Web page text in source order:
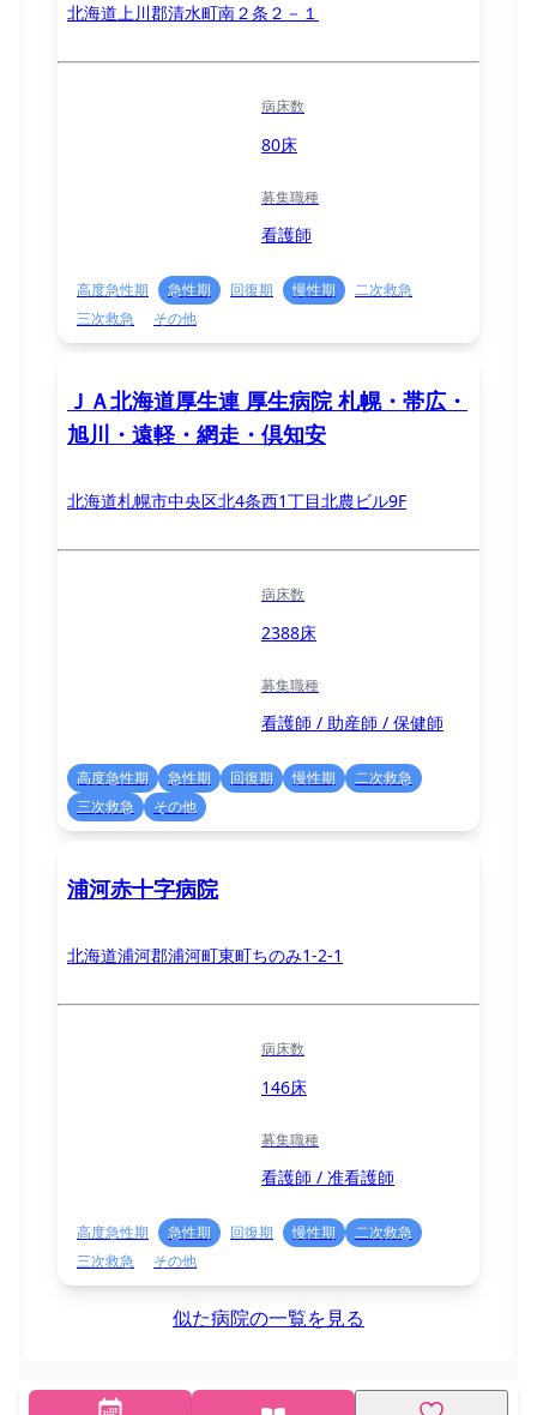
北海道上川郡清水町南２条２－１
病床数
80床
募集職種
看護師
高度急性期 急性期 回復期 慢性期
二次救急
三次救急
その他
ＪＡ北海道厚生連 厚生病院 札幌・帯広・
旭川・遠軽・網走・倶知安
北海道札幌市中央区北4条西1丁目北農ビル9F
病床数
2388床
募集職種
看護師 / 助産師 / 保健師
高度急性期 急性期 回復期 慢性期
二次救急
三次救急
その他
浦河赤十字病院
北海道浦河郡浦河町東町ちのみ1-2-1
病床数
146床
募集職種
看護師 / 准看護師
高度急性期 急性期 回復期 慢性期
二次救急
三次救急
その他
似た病院の一覧を見る